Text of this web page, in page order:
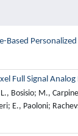
Full Signal Analog
Bosisio; M.,
E., Paoloni;